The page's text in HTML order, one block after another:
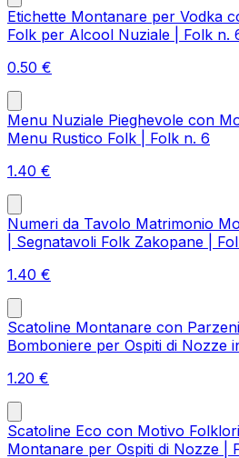
Etichette Montanare per Vodka
Folk per Alcool Nuziale | Folk n.
0.50 €
Menu Nuziale Pieghevole con
Menu Rustico Folk | Folk n. 6
1.40 €
Numeri da Tavolo Matrimonio
| Segnatavoli Folk Zakopane |
1.40 €
Scatoline Montanare con
Bomboniere per Ospiti di Nozze
1.20 €
Scatoline Eco con Motivo
Montanare per Ospiti di Nozze |